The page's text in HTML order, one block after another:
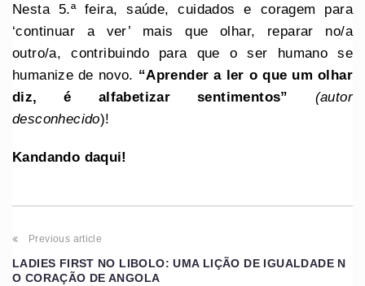
Nesta 5.ª feira, saúde, cuidados e coragem para
‘continuar a ver’ mais que olhar, reparar no/a
outro/a, contribuindo para que o ser humano se
humanize de novo. “Aprender a ler o que um olhar
diz, é alfabetizar sentimentos”
(autor
desconhecido)!
Kandando daqui!
Previous article
LADIES FIRST NO LIBOLO: UMA LIÇÃO DE IGUALDADE N
O CORAÇÃO DE ANGOLA